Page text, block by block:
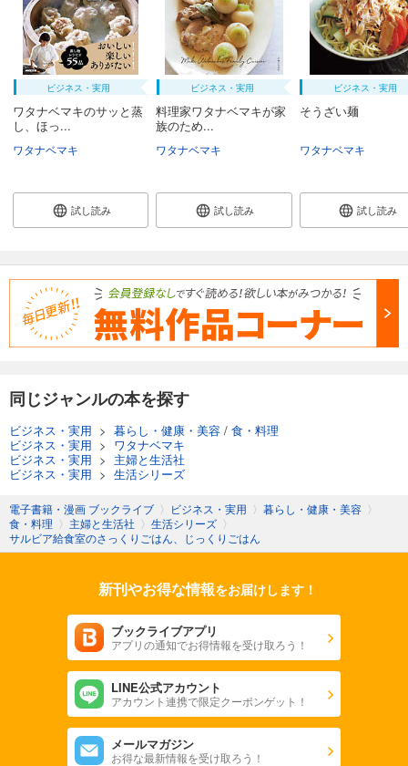
ビジネス・実用
ワタナベマキのサッと蒸
し、ほっ...
ワタナベマキ
試し読み
ビジネス・実用
料理家ワタナベマキが家
族のため...
ワタナベマキ
試し読み
ビジネス・実用
そうざい麺
ワタナベマキ
試し読み
同じジャンルの本を探す
ビジネス・実用 > 暮らし・健康・美容 / 食・料理
ビジネス・実用 > ワタナベマキ
ビジネス・実用 > 主婦と生活社
ビジネス・実用 > 生活シリーズ
電子書籍・漫画 ブックライブ 〉 ビジネス・実用 〉 暮らし・健康・美容 〉
食・料理 〉 主婦と生活社 〉 生活シリーズ 〉
サルビア給食室のさっくりごはん、じっくりごはん
新刊やお得な情報をお届けします！
ブックライブアプリ
アプリの通知でお得情報を受け取ろう！
LINE公式アカウント
アカウント連携で限定クーポンゲット！
メールマガジン
お得な最新情報を受け取ろう！